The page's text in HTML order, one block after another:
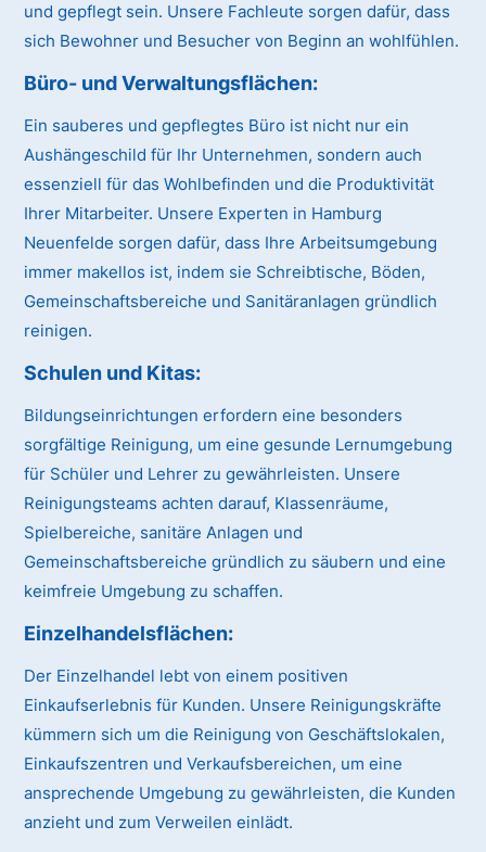
und gepflegt sein. Unsere Fachleute sorgen dafür, dass
sich Bewohner und Besucher von Beginn an wohlfühlen.
Büro- und Verwaltungsflächen:
Ein sauberes und gepflegtes Büro ist nicht nur ein
Aushängeschild für Ihr Unternehmen, sondern auch
essenziell für das Wohlbefinden und die Produktivität
Ihrer Mitarbeiter. Unsere Experten in Hamburg
Neuenfelde sorgen dafür, dass Ihre Arbeitsumgebung
immer makellos ist, indem sie Schreibtische, Böden,
Gemeinschaftsbereiche und Sanitäranlagen gründlich
reinigen.
Schulen und Kitas:
Bildungseinrichtungen erfordern eine besonders
sorgfältige Reinigung, um eine gesunde Lernumgebung
für Schüler und Lehrer zu gewährleisten. Unsere
Reinigungsteams achten darauf, Klassenräume,
Spielbereiche, sanitäre Anlagen und
Gemeinschaftsbereiche gründlich zu säubern und eine
keimfreie Umgebung zu schaffen.
Einzelhandelsflächen:
Der Einzelhandel lebt von einem positiven
Einkaufserlebnis für Kunden. Unsere Reinigungskräfte
kümmern sich um die Reinigung von Geschäftslokalen,
Einkaufszentren und Verkaufsbereichen, um eine
ansprechende Umgebung zu gewährleisten, die Kunden
anzieht und zum Verweilen einlädt.